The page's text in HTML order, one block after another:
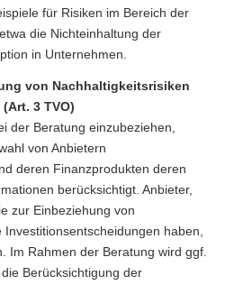
für Risiken im Bereich der
die Nichteinhaltung der
in Unternehmen.
von Nachhaltigkeitsrisiken
3 TVO)
der Beratung einzubeziehen,
von Anbietern
deren Finanzprodukten deren
berücksichtigt. Anbieter,
zur Einbeziehung von
haben,
Im Rahmen der Beratung wird ggf.
Berücksichtigung der